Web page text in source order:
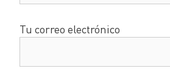
Tu correo electrónico